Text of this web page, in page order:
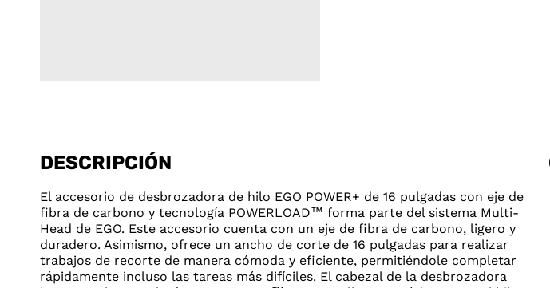
DESCRIPCIÓN
El accesorio de desbrozadora de hilo EGO POWER+ de 16 pulgadas con eje de
fibra de carbono y tecnología POWERLOAD™ forma parte del sistema Multi-
Head de EGO. Este accesorio cuenta con un eje de fibra de carbono, ligero y
duradero. Asimismo, ofrece un ancho de corte de 16 pulgadas para realizar
trabajos de recorte de manera cómoda y eficiente, permitiéndole completar
rápidamente incluso las tareas más difíciles. El cabezal de la desbrozadora